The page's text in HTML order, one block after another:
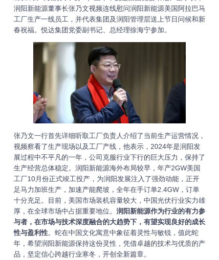
润阳新能源董事长张乃文视频连线慰问润阳新能源美国阿拉巴马
工厂生产一线员工，并代表集团及润阳管理层送上节日问候和新
春祝福。悦达集团党委副书记、总经理徐海宁参加。
张乃文一行首先详细听取工厂负责人介绍了当前生产运营情况，
视频察看了生产现场以及工厂产线，他表示，2024年是润阳发
展过程中不平凡的一年，公司克服行业下行的巨大压力，保持了
生产经营总体稳定。润阳新能源海外布局较早，年产2GW美国
工厂10月份正式竣工投产，为润阳发展注入了强劲动能，正开
足马力加班生产，加速产能爬坡，全年在手订单2.4GW，订单
十分充足。目前，美国市场装机容量较大，中国光伏行业实力雄
厚，在全球市场中占据重要地位。 润阳新能源作为行业的有力参
与者，在市场与技术深度融合的大趋势下，有望实现良好的成长
性与盈利性。蛇在中国文化寓意中象征着灵性与敏锐，值此蛇
年，希望润阳新能源保持这份灵性，凭借卓越的技术与优质的产
品，坚定信心跨越行业寒冬，开创全新篇章。